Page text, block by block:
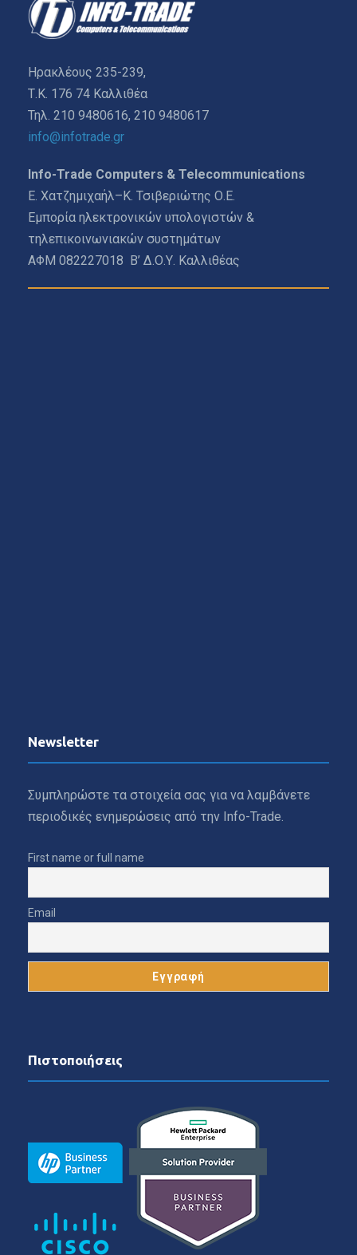
Ηρακλέους 235-239,
Τ.Κ. 176 74 Καλλιθέα
Τηλ. 210 9480616, 210 9480617
info@infotrade.gr
Info-Trade Computers & Telecommunications
Ε. Χατζημιχαήλ–Κ. Τσιβεριώτης Ο.Ε.
Εμπορία ηλεκτρονικών υπολογιστών &
τηλεπικοινωνιακών συστημάτων
ΑΦΜ 082227018 Β’ Δ.Ο.Υ. Καλλιθέας
Newsletter
Συμπληρώστε τα στοιχεία σας για να λαμβάνετε
περιοδικές ενημερώσεις από την Info-Trade.
First name or full name
Email
Πιστοποιήσεις